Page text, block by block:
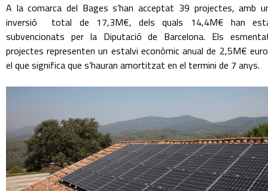
A la comarca del Bages s’han acceptat 39 projectes, amb
inversió total de 17,3M€, dels quals 14,4M€ han
subvencionats per la Diputació de Barcelona. Els
projectes representen un estalvi econòmic anual de 2,5M€
el que significa que s’hauran amortitzat en el termini de 7 anys.